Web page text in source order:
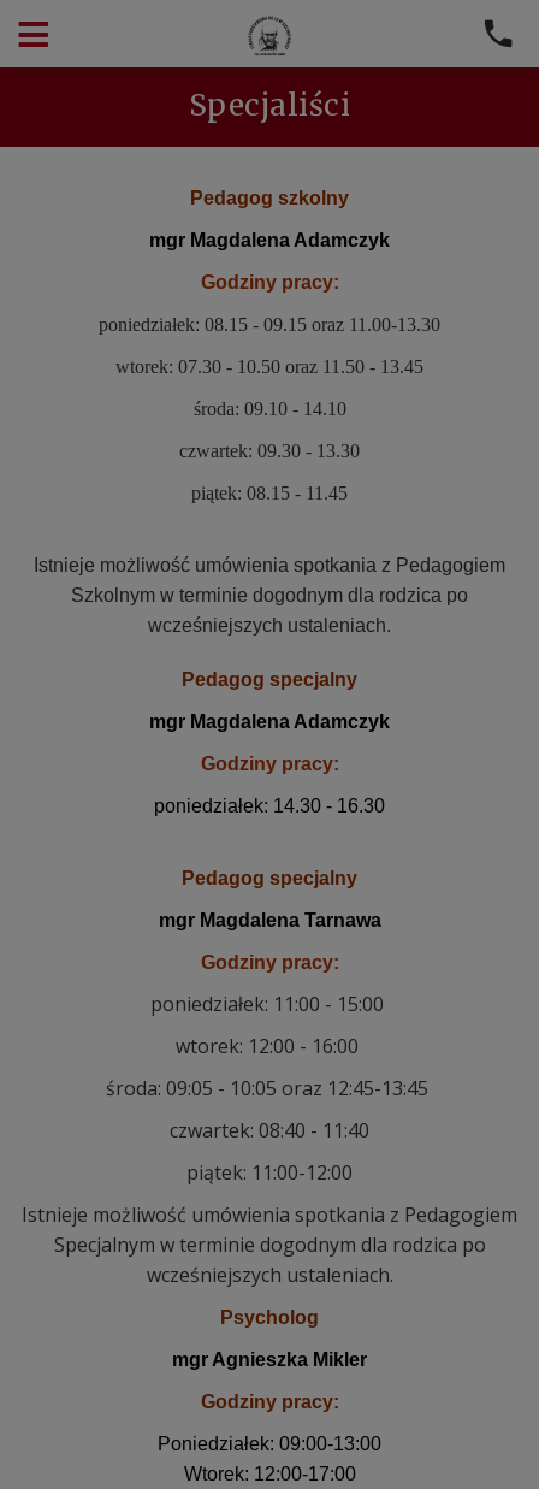
Specjaliści
Pedagog szkolny
mgr Magdalena Adamczyk
Godziny pracy:
poniedziałek: 08.15 - 09.15 oraz 11.00-13.30
wtorek: 07.30 - 10.50 oraz 11.50 - 13.45
środa: 09.10 - 14.10
czwartek: 09.30 - 13.30
piątek: 08.15 - 11.45
Istnieje możliwość umówienia spotkania z Pedagogiem
Szkolnym w terminie dogodnym dla rodzica po
wcześniejszych ustaleniach.
Pedagog specjalny
mgr Magdalena Adamczyk
Godziny pracy:
poniedziałek: 14.30 - 16.30
Pedagog specjalny
mgr Magdalena Tarnawa
Godziny pracy:
poniedziałek: 11:00 - 15:00
wtorek: 12:00 - 16:00
środa: 09:05 - 10:05 oraz 12:45-13:45
czwartek: 08:40 - 11:40
piątek: 11:00-12:00
Istnieje możliwość umówienia spotkania z Pedagogiem
Specjalnym w terminie dogodnym dla rodzica po
wcześniejszych ustaleniach.
Psycholog
mgr Agnieszka Mikler
Godziny pracy:
Poniedziałek: 09:00-13:00
Wtorek: 12:00-17:00